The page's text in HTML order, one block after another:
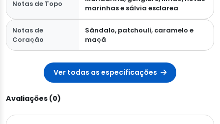
Notas de Topo
marinhas e sálvia esclarea
Notas de
Coração
Sândalo, patchouli, caramelo e
maçã
Ver todas as especificações
Avaliações (0)